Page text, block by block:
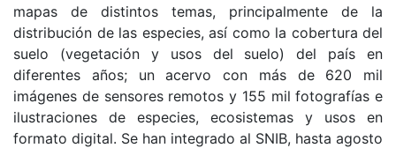
mapas de distintos temas, principalmente de la
distribución de las especies, así como la cobertura del
suelo (vegetación y usos del suelo) del país en
diferentes años; un acervo con más de 620 mil
imágenes de sensores remotos y 155 mil fotografías e
ilustraciones de especies, ecosistemas y usos en
formato digital. Se han integrado al SNIB, hasta agosto